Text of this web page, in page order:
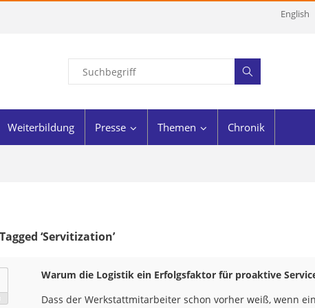
English
Weiterbildung Presse Themen Chronik
‘Servitization’
Warum die Logistik ein Erfolgsfaktor für proaktive
Dass der Werkstattmitarbeiter schon vorher weiß, wenn